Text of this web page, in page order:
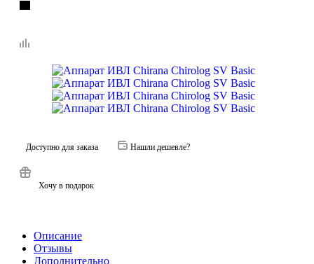
Доступно для заказа Нашли дешевле?
Хочу в подарок
Описание
Отзывы
Дополнительно